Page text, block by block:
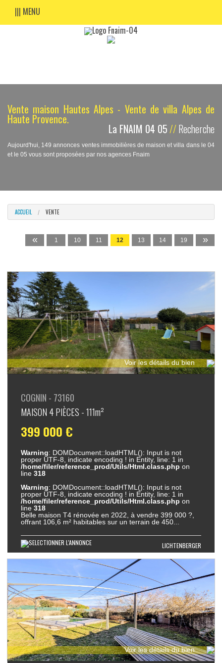
||| MENU
Vente maison Hautes Alpes - Vente de villa Alpes de
Haute Provence.
La FNAIM 04 05//Recherche
Aujourd'hui, 149 annonces ventes immobilières de maison et villa dans le 04
et le 05 vous sont proposées par nos agences Fnaim
ACCUEIL VENTE
« 1 10 11 12 13 14 19 »
Voir les détails du bien
COGNIN - 73160
MAISON 4 PIÈCES - 111m²
399 000 €
Warning: DOMDocument::loadHTML(): Input is not
proper UTF-8, indicate encoding ! in Entity, line: 1 in
/home/filer/reference_prod/Utils/Html.class.php on
line318
Warning: DOMDocument::loadHTML(): Input is not
proper UTF-8, indicate encoding ! in Entity, line: 1 in
/home/filer/reference_prod/Utils/Html.class.php on
line318
Belle maison T4 rénovée en 2022, à vendre 399 000 ?,
offrant 106,6 m² habitables sur un terrain de 450...
LICHTENBERGER
Voir les détails du bien